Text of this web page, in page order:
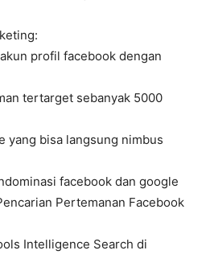
profil facebook dengan
tertarget sebanyak 5000
yang bisa langsung nimbus
facebook dan google
Pertemanan Facebook
Intelligence Search di